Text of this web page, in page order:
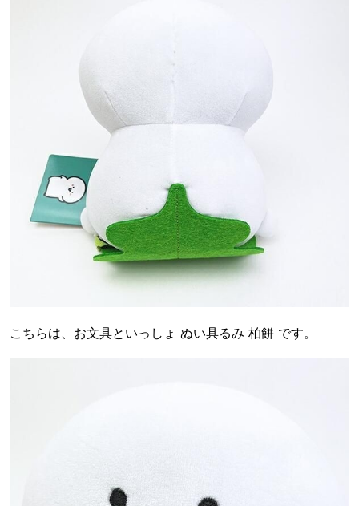
こちらは、お文具といっしょ ぬい具るみ 柏餅 です。